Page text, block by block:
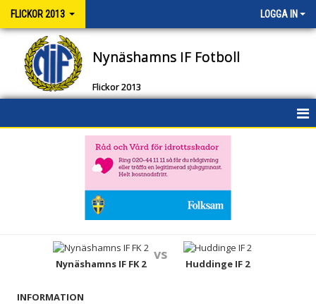
FLICKOR 2013 LOGGA IN
Nynäshamns IF Fotboll
Flickor 2013
BILDGALLERI
Nynäshamns IF FK 2
vs
Huddinge IF 2
INFORMATION